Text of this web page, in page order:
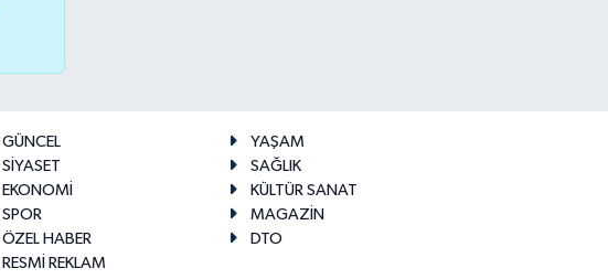
GÜNCEL
YAŞAM
SİYASET
SAĞLIK
EKONOMİ
KÜLTÜR SANAT
SPOR
MAGAZİN
ÖZEL HABER
DTO
RESMİ REKLAM